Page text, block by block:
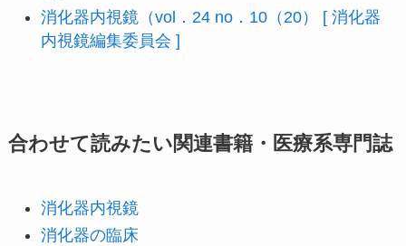
消化器内視鏡（vol．24 no．10（20） [ 消化器
内視鏡編集委員会 ]
合わせて読みたい関連書籍・医療系専門誌
消化器内視鏡
消化器の臨床